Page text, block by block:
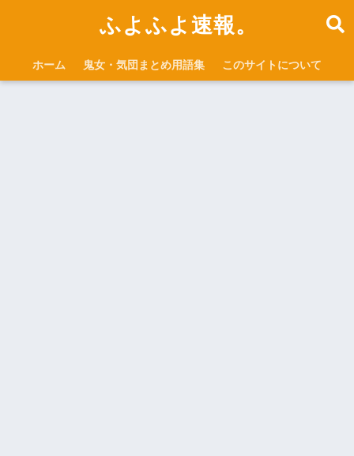
ふよふよ速報。
ホーム 鬼女・気団まとめ用語集 このサイトについて